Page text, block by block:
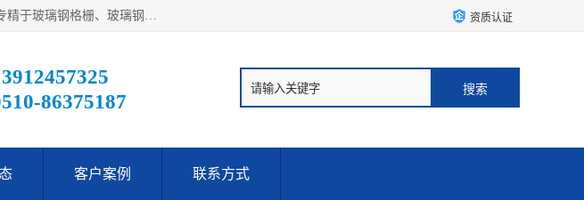
江阴市翔鼎复合材料有限公司,位于美丽富饶的中国经济百强县第一县级市的-江苏省江阴市，是一家专精于玻璃钢格栅、玻璃钢新材料,镀锌钢格板，机械设备生产制造及研发的科技型企业；公司产品已销往了世界多个国家和地区，公司人决心加倍努力愿与广大社会同仁精诚合作共创辉煌！ 资质认证
86375187
客户案例 联系方式